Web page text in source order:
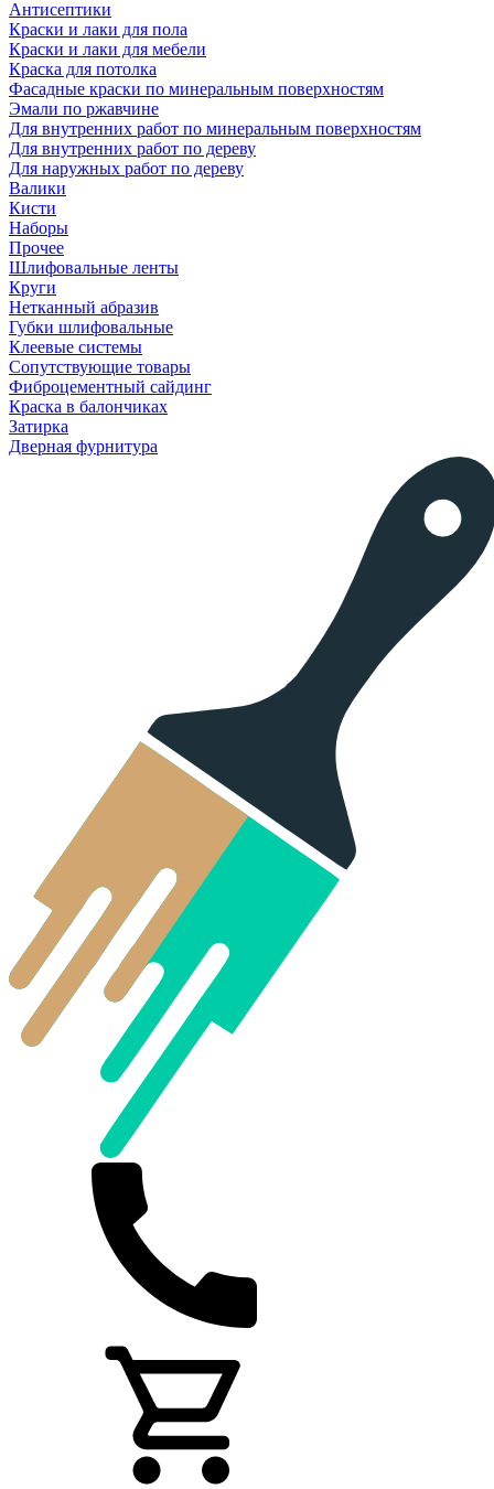
Антисептики
Краски и лаки для пола
Краски и лаки для мебели
Краска для потолка
Фасадные краски по минеральным поверхностям
Эмали по ржавчине
Для внутренних работ по минеральным поверхностям
Для внутренних работ по дереву
Для наружных работ по дереву
Валики
Кисти
Наборы
Прочее
Шлифовальные ленты
Круги
Нетканный абразив
Губки шлифовальные
Клеевые системы
Сопутствующие товары
Фиброцементный сайдинг
Краска в балончиках
Затирка
Дверная фурнитура